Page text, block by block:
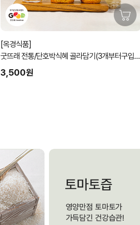
[옥경식품]
굿뜨래 전통/단호박식혜 골라담기(3개부터구입가
능)
3,500원